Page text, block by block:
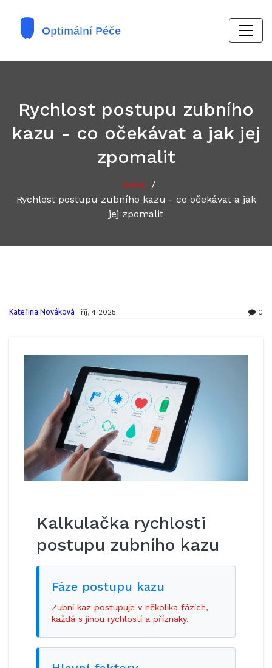
Rychlost postupu zubního
kazu - co očekávat a jak jej
zpomalit
Domů
/
Rychlost postupu zubního kazu - co očekávat a jak
jej zpomalit
Kateřina Nováková říj, 4 2025 0
Kalkulačka rychlosti
postupu zubního kazu
Fáze postupu kazu
Zubní kaz postupuje v několika fázích,
každá s jinou rychlostí a příznaky.